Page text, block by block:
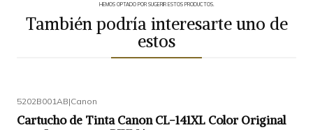
HEMOS OPTADO POR SUGERIR ESTOS PRODUCTOS.
También podría interesarte uno de
estos
5202B001AB|Canon
Cartucho de Tinta Canon CL-141XL Color Original